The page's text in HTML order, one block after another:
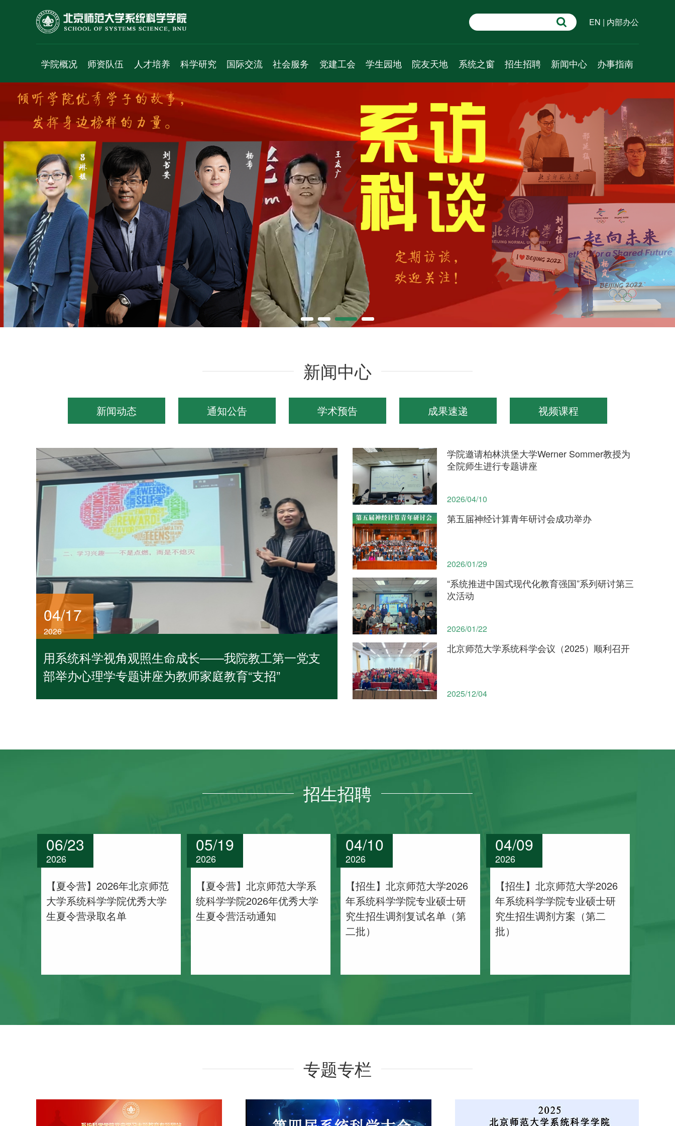
EN | 内部办公
学院概况
院长致辞
历史沿革
党政班子
群团组织
工作机构
学科简介
发展规划
师资队伍
人才项目
专职教师
珠海校区
访问学者
工程实验人员
行政人员
博士后
退休人员
人才培养
本科生
学术研究生
专业研究生
科学研究
研究方向
科研项目
学术交流
学术报告
成果速递
国际交流
学术交流
国际会议
社会服务
通知公告
党建工会
党员之家
教工之家
专题活动
学生园地
学生活动
学生风采
实习就业
院友天地
院友理事会
院友名录
院友风采
系统之窗
系统科学百问
资源推介
招生招聘 新闻中心
通知公告
学术预告
成果速递
视频课程
办事指南
教学管理
科研管理
人事管理
外事管理
财务管理
党建管理
学工管理
其他
新闻中心
新闻动态 通知公告 学术预告 成果速递 视频课程
04/17
2026
用系统科学视角观照生命成长——我院教工第一党支
部举办心理学专题讲座为教师家庭教育“支招”
学院邀请柏林洪堡大学Werner Sommer教授为
全院师生进行专题讲座
2026/04/10
第五届神经计算青年研讨会成功举办
2026/01/29
“系统推进中国式现代化教育强国”系列研讨第三
次活动
2026/01/22
北京师范大学系统科学会议（2025）顺利召开
2025/12/04
【学生】关于2025年系统科学学院研
究生学术创新奖评审结果的公示
11/15
2025
系统科学学院教师团队赴贵州高考招
生宣传行程（6月24日-26日）
06/23
2025
北京师范大学系统科学创新英才孵化
【学生】关于2024年系统科学学院研
究生学术创新奖评审结果的公示
【学生】关于2023年系统科学学院研
究生学术创新奖评审结果的公示
11/06
2023
【学生】系统科学学院关于启动2022-
【讲座】Information Theory with
Structure: Divergences, Networks, and
Multiscale Segregation
时间：2026年8月3日 （周一）14:00
07/31
【答辩】复杂性涌现机制及其在类脑感
知与决策建模中的应用
时间：2026年7月14日（周二）10:30
地点：科技楼B区604
07/13
Design of Synergies for
地点：主楼A区504
06/17
【讲座】我国主体教育研究的反思与构
建
时间：2026年6月3日 （周三）9:30
地点：前主楼A504
05/29
【讲座】Relaxation to Nonequilibrium
时间：2026年5月27日 （周三）10:00
地点：主楼A区504
05/25 05/20
【成果】系统科学学院王文旭出版专
著《进化力：从原子到复杂世界》
07/09
2026
【成果】网络化系统直接物理链路识
别新方法
07/03
2026
【成果】北京师范大学樊京芳教授团
【成果】当“涌现”遇上地球复杂系
统：北京师范大学樊京芳教授团队提
出全球气候模态统一预测模型
【成果】北极海冰减少影响平流层极
涡变率的区域与季节途径
06/01
2026
【成果】北师大武振伟研究团队在
招生招聘
【夏令营】2026年北京师范
大学系统科学学院优秀大学
生夏令营录取名单
06/23
2026
【夏令营】北京师范大学系
统科学学院2026年优秀大学
生夏令营活动通知
05/19
2026
【招生】北京师范大学2026
年系统科学学院专业硕士研
究生招生调剂复试名单（第
二批）
04/10
2026
【招生】北京师范大学2026
年系统科学学院专业硕士研
究生招生调剂方案（第二
批）
04/09
2026
专题专栏